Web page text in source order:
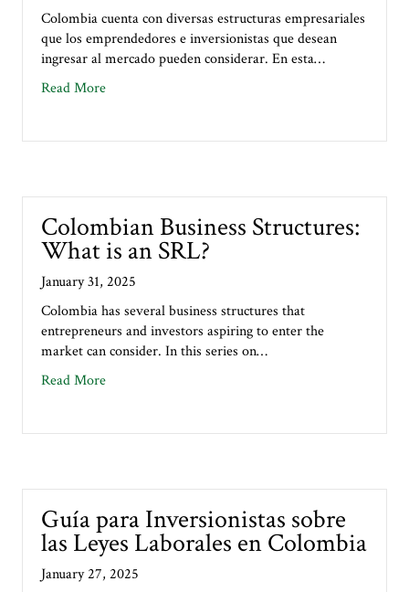
Colombia cuenta con diversas estructuras empresariales
que los emprendedores e inversionistas que desean
ingresar al mercado pueden considerar. En esta…
Read Moreabout Estructuras Empresariales en Colombia: ¿Qué
Colombian Business Structures:
What is an SRL?
January 31, 2025
Colombia has several business structures that
entrepreneurs and investors aspiring to enter the
market can consider. In this series on…
Read Moreabout Colombian Business Structures: What is an
Guía para Inversionistas sobre
las Leyes Laborales en Colombia
January 27, 2025